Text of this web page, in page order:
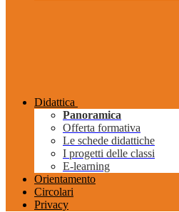
Didattica
Panoramica
Offerta formativa
Le schede didattiche
I progetti delle classi
E-learning
Orientamento
Circolari
Privacy